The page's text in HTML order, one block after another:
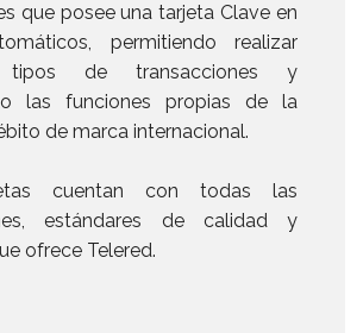
que posee una tarjeta Clave en
permitiendo realizar
tipos de transacciones y
las funciones propias de la
de marca internacional.
cuentan con todas las
estándares de calidad y
ofrece Telered.